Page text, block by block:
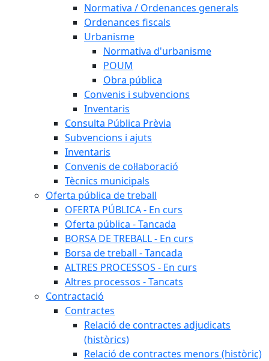
Normativa / Ordenances generals
Ordenances fiscals
Urbanisme
Normativa d'urbanisme
POUM
Obra pública
Convenis i subvencions
Inventaris
Consulta Pública Prèvia
Subvencions i ajuts
Inventaris
Convenis de col·laboració
Tècnics municipals
Oferta pública de treball
OFERTA PÚBLICA - En curs
Oferta pública - Tancada
BORSA DE TREBALL - En curs
Borsa de treball - Tancada
ALTRES PROCESSOS - En curs
Altres processos - Tancats
Contractació
Contractes
Relació de contractes adjudicats
(històrics)
Relació de contractes menors (històric)